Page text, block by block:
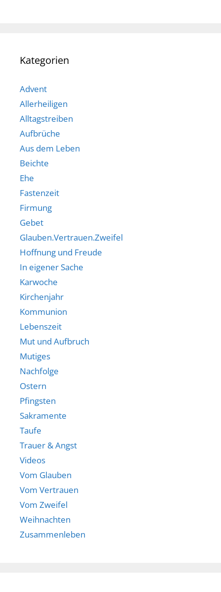
Kategorien
Advent
Allerheiligen
Alltagstreiben
Aufbrüche
Aus dem Leben
Beichte
Ehe
Fastenzeit
Firmung
Gebet
Glauben.Vertrauen.Zweifel
Hoffnung und Freude
In eigener Sache
Karwoche
Kirchenjahr
Kommunion
Lebenszeit
Mut und Aufbruch
Mutiges
Nachfolge
Ostern
Pfingsten
Sakramente
Taufe
Trauer & Angst
Videos
Vom Glauben
Vom Vertrauen
Vom Zweifel
Weihnachten
Zusammenleben